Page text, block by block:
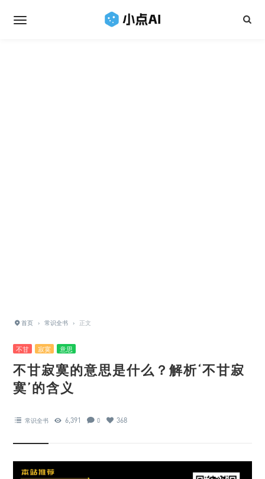
首页 › 常识全书 › 正文
不甘 寂寞 意思
不甘寂寞的意思是什么？解析‘不甘寂
寞’的含义
常识全书 6,391 0 368